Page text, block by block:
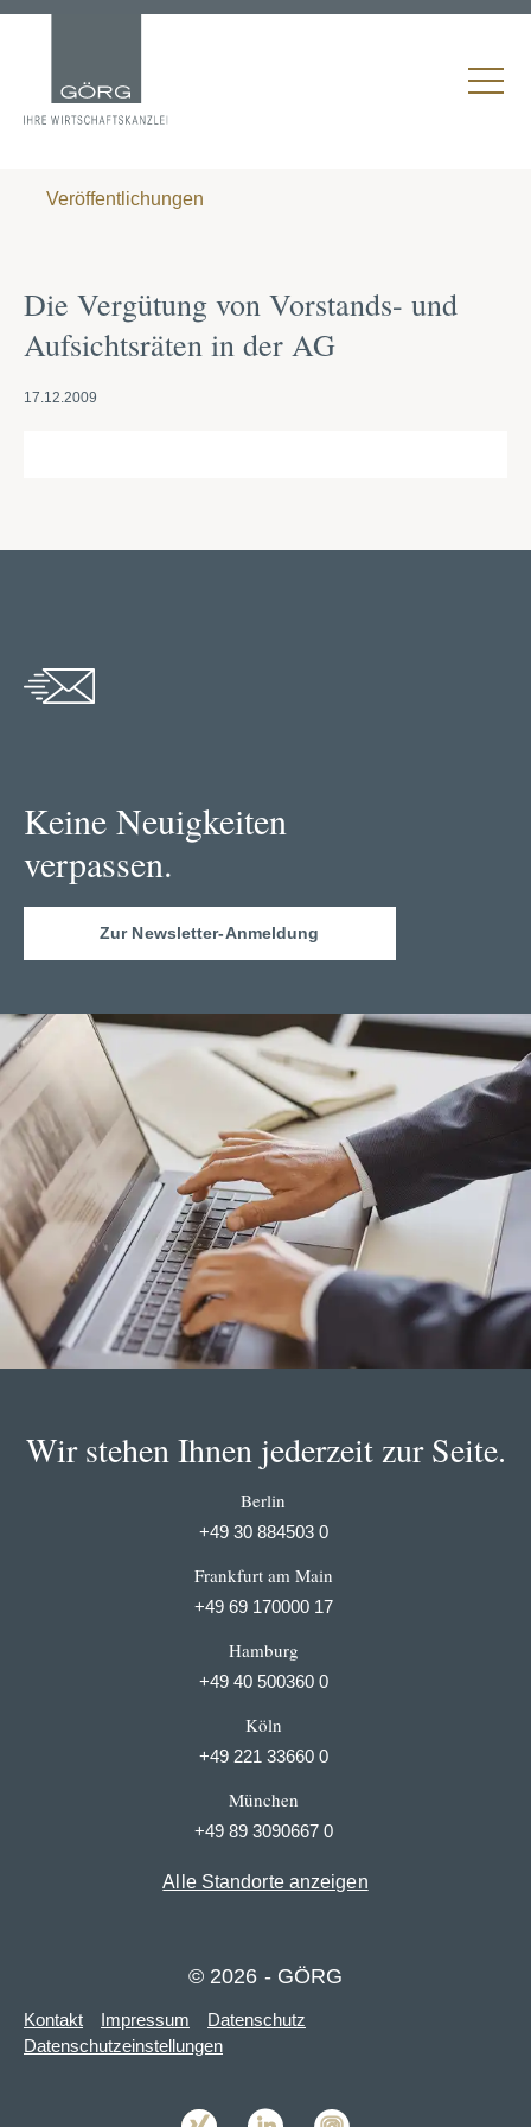
Veröffentlichungen
Die Vergütung von Vorstands- und
Aufsichtsräten in der AG
17.12.2009
Keine Neuigkeiten
verpassen.
Zur Newsletter-Anmeldung
Wir stehen Ihnen jederzeit zur Seite.
Berlin
+49 30 884503 0
Frankfurt am Main
+49 69 170000 17
Hamburg
+49 40 500360 0
Köln
+49 221 33660 0
München
+49 89 3090667 0
Alle Standorte anzeigen
© 2026 - GÖRG
Kontakt Impressum
Datenschutz
Datenschutzeinstellungen